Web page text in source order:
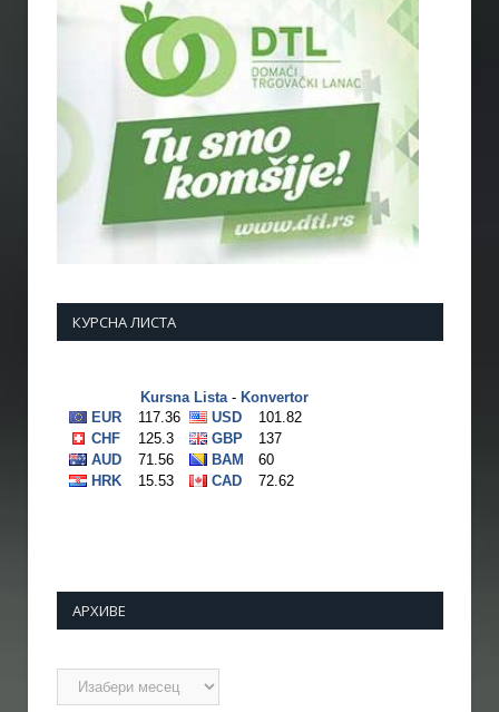
КУРСНА ЛИСТА
АРХИВЕ
Архиве